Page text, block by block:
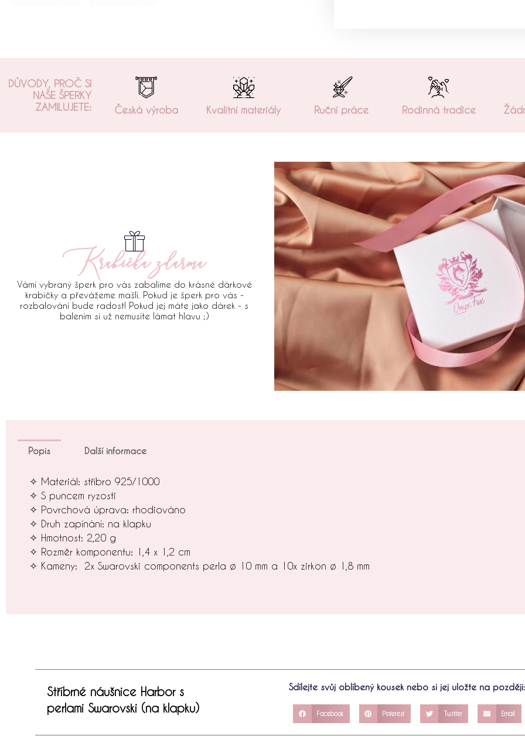
DŮVODY, PROČ SI
NAŠE ŠPERKY
ZAMILUJETE:
Česká výroba Kvalitní materiály Ruční práce Rodinná tradice
Krabička zdarma
Vámi vybraný šperk pro vás zabalíme do krásné dárkové
krabičky a převážeme mašlí. Pokud je šperk pro vás -
rozbalování bude radost! Pokud jej máte jako dárek - s
balením si už nemusíte lámat hlavu ;)
Popis Další informace
✧ Materiál: stříbro 925/1000
✧ S puncem ryzosti
✧ Povrchová úprava: rhodiováno
✧ Druh zapínání: na klapku
✧ Hmotnost: 2,20 g
✧ Rozměr komponentu: 1,4 x 1,2 cm
✧ Kameny: 2x Swarovski components perla ø 10 mm a 10x zirkon ø 1,8 mm
Stříbrné náušnice Harbor s
perlami Swarovski (na klapku)
Sdílejte svůj oblíbený kousek nebo si jej uložte na později:
Facebook Pinterest Twitter Email